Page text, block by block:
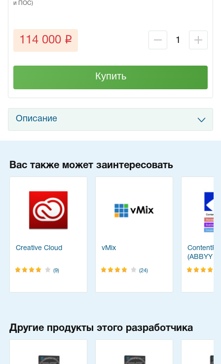
и ПОС)
114 000 q
Купить
Описание
Вас также может заинтересовать
Creative Cloud
(9)
vMix
(24)
(ABBYY
Другие продукты этого разработчика